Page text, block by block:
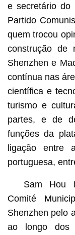
e secretário do
Partido
quem trocou
construção de
Shenzhen e
contínua nas
científica e
turismo e
partes, e de
funções da
ligação entre
portuguesa,
Sam Hou
Comité
Shenzhen pelo
ao longo dos